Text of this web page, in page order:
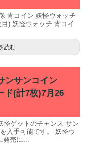
青コイン 妖怪ウォッチ
) 妖怪ウォッチ 青コイ
読む
ンサンコイン
ド(計7枚)7月26
怪ゲットのチャンス サン
入手可能です。 妖怪ウ
発売に...